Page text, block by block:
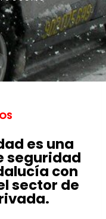
es una
seguridad
con
sector de